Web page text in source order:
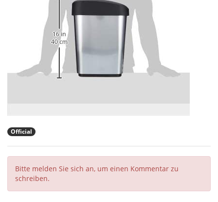
Official
Bitte melden Sie sich an, um einen Kommentar zu
schreiben.